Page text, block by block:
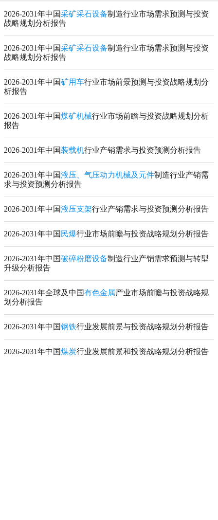
2026-2031年中国采矿采石设备制造行业市场需求预测与投资
战略规划分析报告
2026-2031年中国采矿采石设备制造行业市场需求预测与投资
战略规划分析报告
2026-2031年中国矿用车行业市场前景预测与投资战略规划分
析报告
2026-2031年中国煤矿机械行业市场前瞻与投资战略规划分析
报告
2026-2031年中国装载机行业产销需求与投资预测分析报告
2026-2031年中国液压、气压动力机械及元件制造行业产销需
求与投资预测分析报告
2026-2031年中国液压支架行业产销需求与投资预测分析报告
2026-2031年中国 民爆行业市场前瞻与投资战略规划分析报告
2026-2031年中国破碎粉磨设备制造行业产销需求预测与转型
升级分析报告
2026-2031年全球及中国有色金属产业市场前瞻与投资战略规
划分析报告
2026-2031年中国钢铁行业发展前景与投资战略规划分析报告
2026-2031年中国煤炭行业发展前景和投资战略规划分析报告